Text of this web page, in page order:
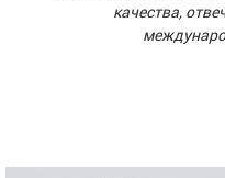
качества,